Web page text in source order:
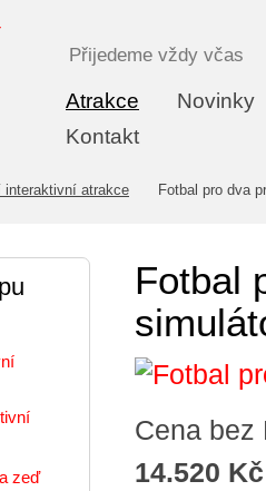
Atrakce
Novinky
Kontakt
Přijedeme vždy včas
interaktivní atrakce Fotbal pro dva
Fotbal
Cena
14.520 Kč
zeď